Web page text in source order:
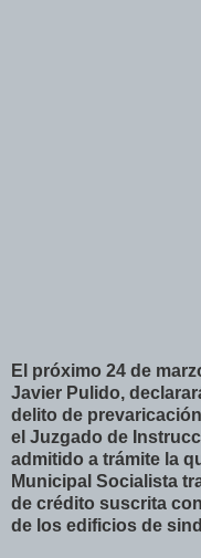
El próximo 24 de
Javier Pulido,
delito de
el Juzgado de
admitido a trámite la
Municipal Socialista
de crédito suscrita
de los edificios de